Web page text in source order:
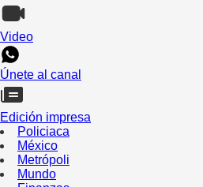
Video
Únete al canal
Edición impresa
Policiaca
México
Metrópoli
Mundo